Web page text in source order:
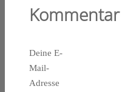
Kommentar
Deine E-
Mail-
Adresse